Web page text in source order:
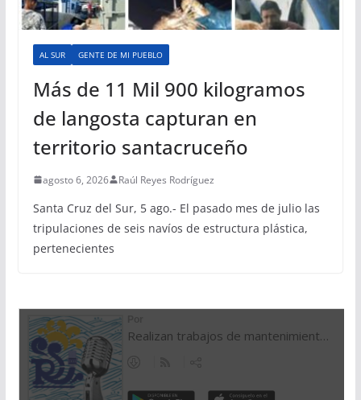
AL SUR GENTE DE MI PUEBLO
Más de 11 Mil 900 kilogramos
de langosta capturan en
territorio santacruceño
agosto 6, 2026 Raúl Reyes Rodríguez
Santa Cruz del Sur, 5 ago.- El pasado mes de julio las
tripulaciones de seis navíos de estructura plástica,
pertenecientes